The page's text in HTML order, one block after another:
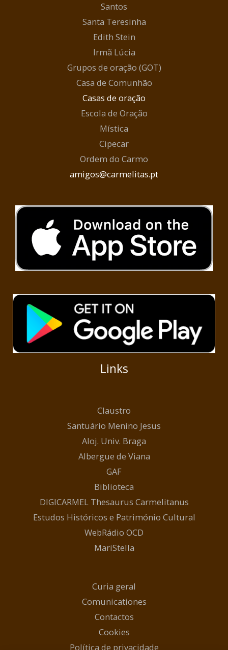
Santos
Santa Teresinha
Edith Stein
Irmã Lúcia
Grupos de oração (GOT)
Casa de Comunhão
Casas de oração
Escola de Oração
Mística
Cipecar
Ordem do Carmo
amigos@carmelitas.pt
Links
Claustro
Santuário Menino Jesus
Aloj. Univ. Braga
Albergue de Viana
GAF
Biblioteca
DIGICARMEL Thesaurus Carmelitanus
Estudos Históricos e Património Cultural
WebRádio OCD
MariStella
Curia geral
Comunicationes
Contactos
Cookies
Política de privacidade